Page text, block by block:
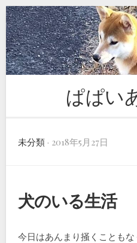
Skip
to
content
ぱぱい
未分類 · 2018年5月27日
犬のいる生活
今日はあんまり掻くこともな